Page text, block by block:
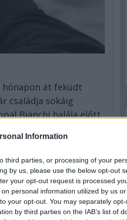
Information
third parties, or processing of your
by us, please use the below opt-out
your opt-out request is processed
personal information utilized by us
your opt-out. You may separately
by third parties on the IAB’s list of
hónapon át feküdt
családja sokáig
Bianchi halála előtt
18-án, szombaton
25 esztendős
vége, mindenki hinni
egész világot
mellett számos
A Formula-1-et is